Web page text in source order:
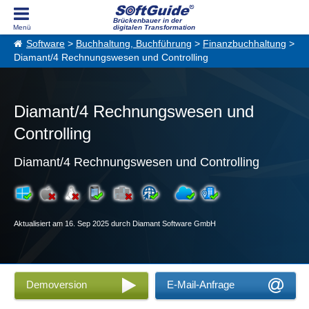
Brückenbauer in der
digitalen Transformation
Software > Buchhaltung, Buchführung > Finanzbuchhaltung >
Diamant/4 Rechnungswesen und Controlling
Diamant/4 Rechnungswesen und
Controlling
Diamant/4 Rechnungswesen und Controlling
Aktualisiert am 16. Sep 2025 durch Diamant Software GmbH
Demoversion E-Mail-Anfrage